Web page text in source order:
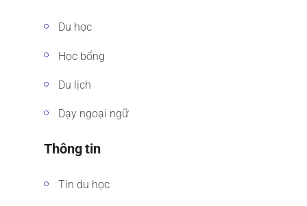
Du học
Học bổng
Du lịch
Dạy ngoại ngữ
Thông tin
Tin du học